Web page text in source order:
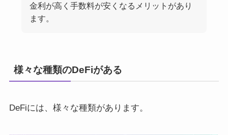
金利が高く手数料が安くなるメリットがあり
ます。
様々な種類のDeFiがある
DeFiには、様々な種類があります。